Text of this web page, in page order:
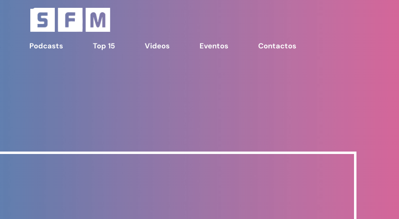
Podcasts Top 15 Videos Eventos Contactos